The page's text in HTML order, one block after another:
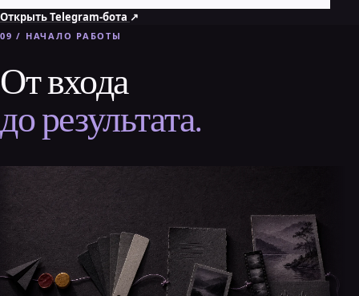
Открыть Telegram-бота ↗
09 / НАЧАЛО РАБОТЫ
От входа
до результата.